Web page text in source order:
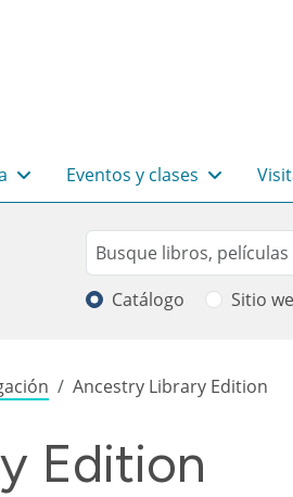
Eventos y clases
Search
Buscar
Catálogo Sitio
de ayuda a la
Ancestry Library Edition
Edition